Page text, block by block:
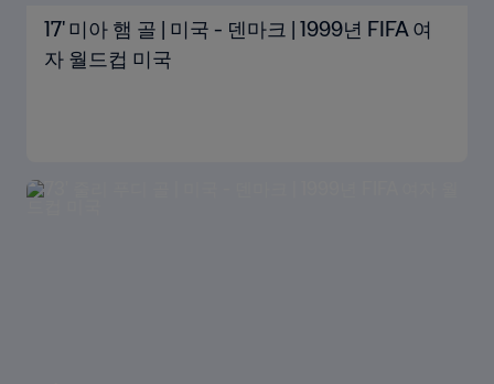
17' 미아 햄 골 | 미국 - 덴마크 | 1999년 FIFA 여
자 월드컵 미국